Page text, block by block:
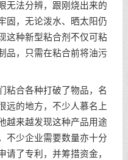
无法分辨，跟刚烧出来的
固，无论泼水、晒太阳仍
这种新型粘合剂不仅可粘
品，只需在粘合前将油污
合各种打破了物品，名
远的地方，不少人慕名上
越来越发现这种产品用途
不少企业需要数量亦十分
请了专利，并筹措资金，